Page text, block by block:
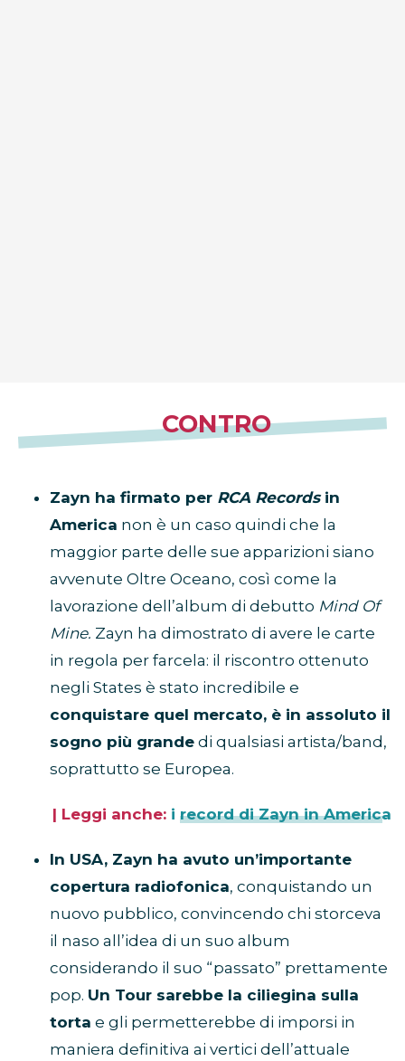
CONTRO
Zayn ha firmato per RCA Recordsin
America non è un caso quindi che la
maggior parte delle sue apparizioni siano
avvenute Oltre Oceano, così come la
lavorazione dell’album di debutto Mind Of
Mine. Zayn ha dimostrato di avere le carte
in regola per farcela: il riscontro ottenuto
negli States è stato incredibile e
conquistare quel mercato, è in assoluto il
sogno più grande di qualsiasi artista/band,
soprattutto se Europea.
| Leggi anche: i record di Zayn in America
In USA, Zayn ha avuto un’importante
copertura radiofonica, conquistando un
nuovo pubblico, convincendo chi storceva
il naso all’idea di un suo album
considerando il suo “passato” prettamente
pop. Un Tour sarebbe la ciliegina sulla
torta e gli permetterebbe di imporsi in
maniera definitiva ai vertici dell’attuale